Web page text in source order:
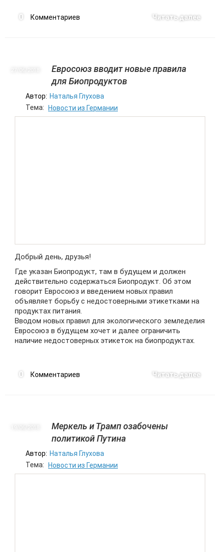
0 Комментариев Читать далее
Евросоюз вводит новые правила
для Биопродуктов
Автор: Наталья Глухова
Тема:
Новости из Германии
Добрый день, друзья!
Где указан Биопродукт, там в будущем и должен
действительно содержаться Биопродукт. Об этом
говорит Евросоюз и введением новых правил
объявляет борьбу с недостоверными этикетками на
продуктах питания.
Вводом новых правил для экологического земледелия
Евросоюз в будущем хочет и далее ограничить
наличие недостоверных этикеток на биопродуктах.
0 Комментариев Читать далее
Меркель и Трамп озабочены
политикой Путина
Автор: Наталья Глухова
Тема:
Новости из Германии